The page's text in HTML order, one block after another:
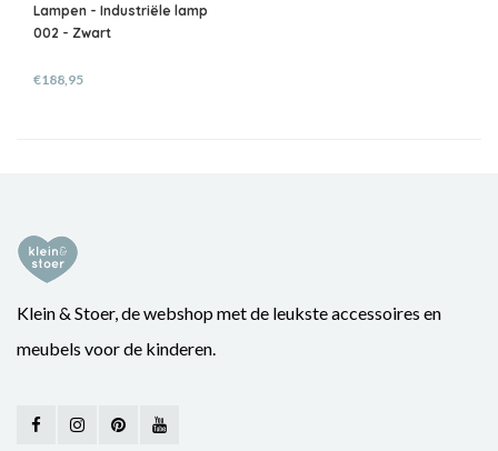
Lampen - Industriële lamp
002 - Zwart
€188,95
Klein & Stoer, de webshop met de leukste accessoires en
meubels voor de kinderen.